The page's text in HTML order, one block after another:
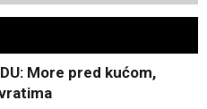
More pred kućom,